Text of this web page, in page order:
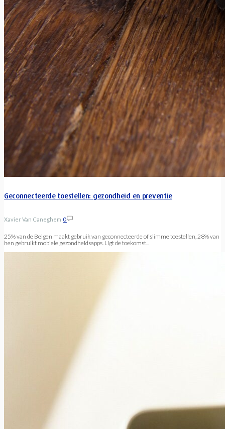
Geconnecteerde toestellen: gezondheid en preventie
Xavier Van Caneghem 0
25% van de Belgen maakt gebruik van geconnecteerde of slimme toestellen, 28% van
hen gebruikt mobiele gezondheidsapps. Ligt de toekomst...